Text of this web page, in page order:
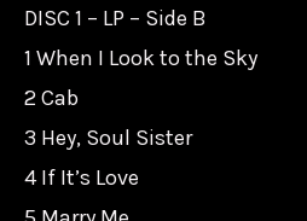
DISC 1 – LP – Side B
1 When I Look to the Sky
2 Cab
3 Hey, Soul Sister
4 If It’s Love